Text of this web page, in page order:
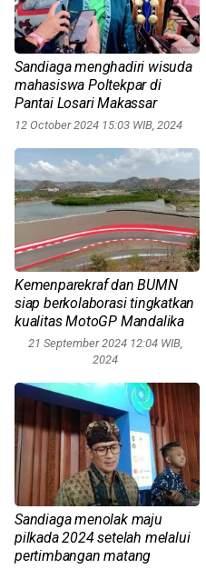
Sandiaga menghadiri wisuda
mahasiswa Poltekpar di
Pantai Losari Makassar
12 October 2024 15:03 WIB, 2024
Kemenparekraf dan BUMN
siap berkolaborasi tingkatkan
kualitas MotoGP Mandalika
21 September 2024 12:04 WIB,
2024
Sandiaga menolak maju
pilkada 2024 setelah melalui
pertimbangan matang